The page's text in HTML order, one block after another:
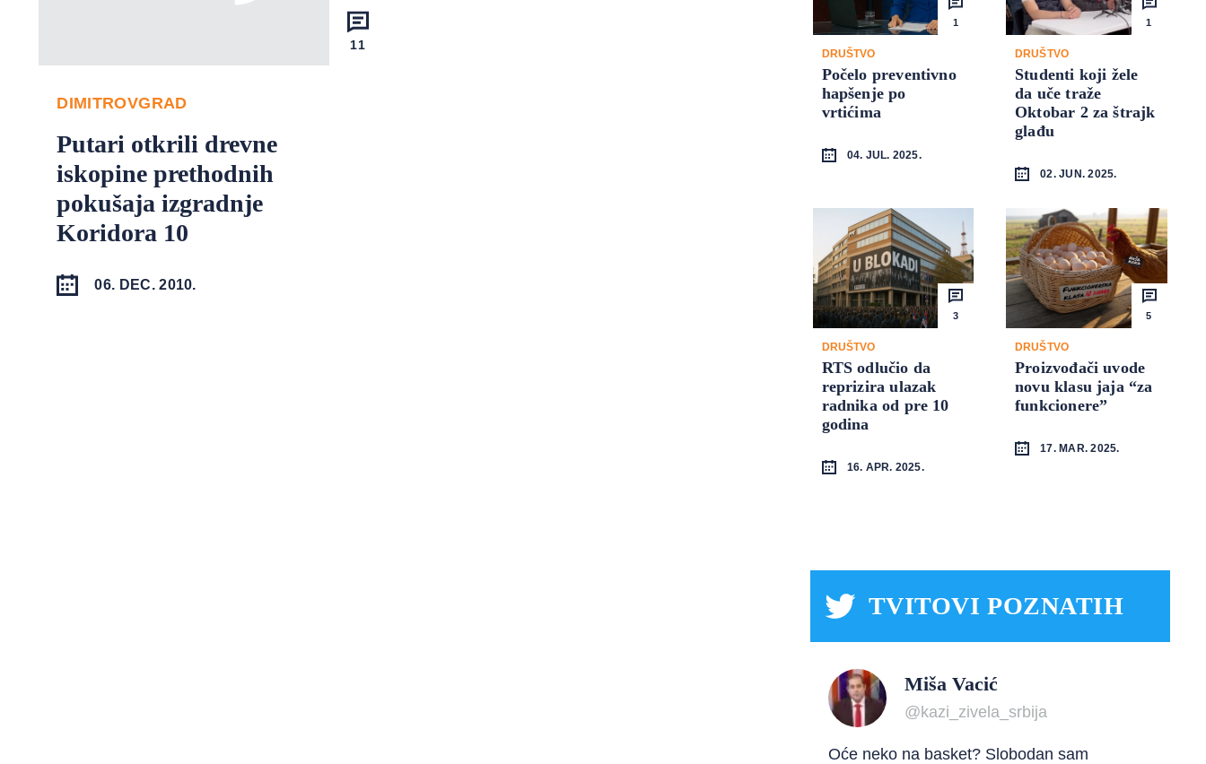
11
DIMITROVGRAD
Putari otkrili drevne
iskopine prethodnih
pokušaja izgradnje
Koridora 10
06. DEC. 2010.
1
DRUŠTVO
Počelo preventivno
hapšenje po
vrtićima
04. JUL. 2025.
1
DRUŠTVO
Studenti koji žele
da uče traže
Oktobar 2 za štrajk
glađu
02. JUN. 2025.
3
DRUŠTVO
RTS odlučio da
reprizira ulazak
radnika od pre 10
godina
16. APR. 2025.
5
DRUŠTVO
Proizvođači uvode
novu klasu jaja “za
funkcionere”
17. MAR. 2025.
TVITOVI POZNATIH
Miša Vacić
@kazi_zivela_srbija
Oće neko na basket? Slobodan sam